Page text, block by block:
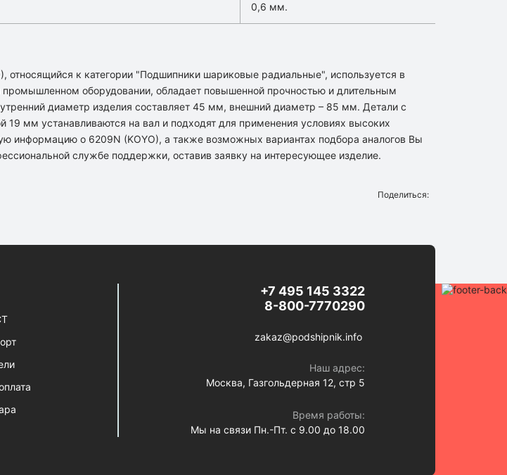
0,6 мм.
относящийся к категории "Подшипники шариковые радиальные", используется в
оборудовании, обладает повышенной прочностью и длительным
диаметр изделия составляет 45 мм, внешний диаметр – 85 мм. Детали с
19 мм устанавливаются на вал и подходят для применения условиях высоких
информацию о 6209N (KOYO), а также возможных вариантах подбора аналогов Вы
службе поддержки, оставив заявку на интересующее изделие.
Поделиться:
+7 495 145 3322
8-800-7770290
zakaz@podshipnik.info
Наш адрес:
Москва, Газгольдерная 12, стр 5
Время работы:
Мы на связи Пн.-Пт. с 9.00 до 18.00